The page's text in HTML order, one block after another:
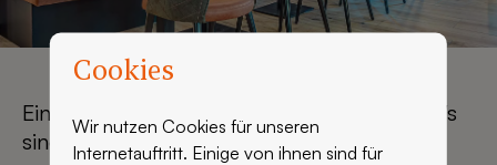
Einige neue FREUND-Transporter und LKWs
sind nun auf den Straßen unterwegs.
Cookies
Wir nutzen Cookies für unseren
Internetauftritt. Einige von ihnen sind für